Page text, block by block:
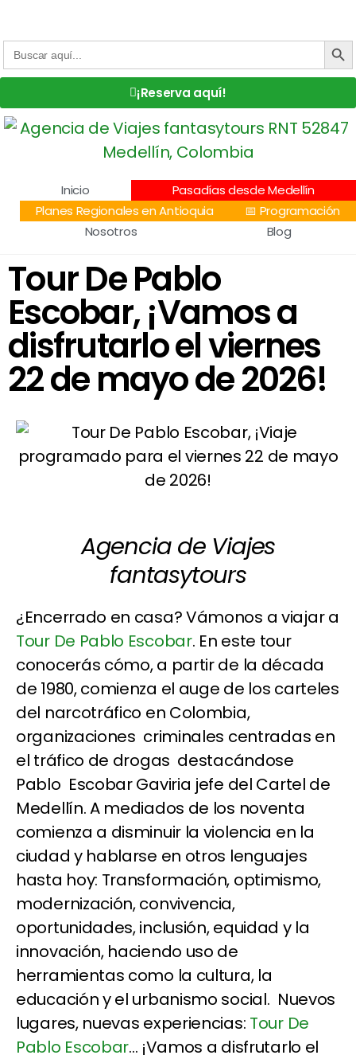
Buscar: BOTÓN
¡Reserva aquí!
Inicio
Pasadías desde Medellín
Planes Regionales en Antioquia
📅 Programación
Nosotros
Blog
Tour De Pablo
Escobar, ¡Vamos a
disfrutarlo el viernes
22 de mayo de 2026!
Agencia de Viajes
fantasytours
¿Encerrado en casa? Vámonos a viajar a
Tour De Pablo Escobar. En este tour
conocerás cómo, a partir de la década
de 1980, comienza el auge de los carteles
del narcotráfico en Colombia,
organizaciones criminales centradas en
el tráfico de drogas destacándose
Pablo Escobar Gaviria jefe del Cartel de
Medellín. A mediados de los noventa
comienza a disminuir la violencia en la
ciudad y hablarse en otros lenguajes
hasta hoy: Transformación, optimismo,
modernización, convivencia,
oportunidades, inclusión, equidad y la
innovación, haciendo uso de
herramientas como la cultura, la
educación y el urbanismo social. Nuevos
lugares, nuevas experiencias: Tour De
Pablo Escobar... ¡Vamos a disfrutarlo el